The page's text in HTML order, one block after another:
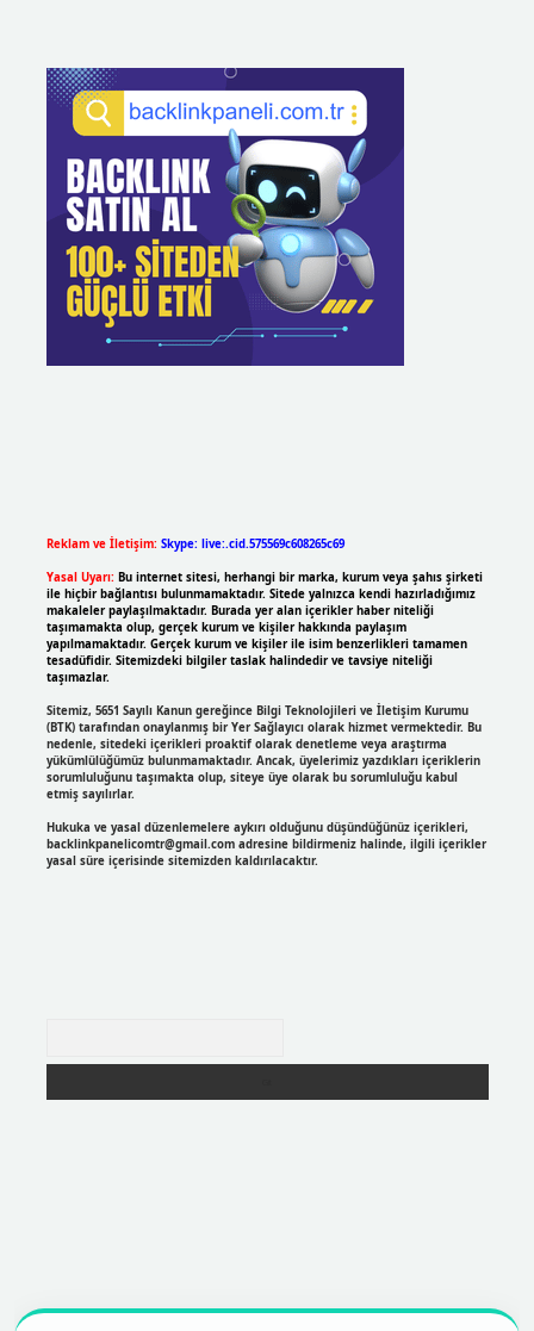
Reklam ve İletişim: Skype: live:.cid.575569c608265c69
Yasal Uyarı: Bu internet sitesi, herhangi bir marka, kurum veya şahıs şirketi
ile hiçbir bağlantısı bulunmamaktadır. Sitede yalnızca kendi hazırladığımız
makaleler paylaşılmaktadır. Burada yer alan içerikler haber niteliği
taşımamakta olup, gerçek kurum ve kişiler hakkında paylaşım
yapılmamaktadır. Gerçek kurum ve kişiler ile isim benzerlikleri tamamen
tesadüfidir. Sitemizdeki bilgiler taslak halindedir ve tavsiye niteliği
taşımazlar.
Sitemiz, 5651 Sayılı Kanun gereğince Bilgi Teknolojileri ve İletişim Kurumu
(BTK) tarafından onaylanmış bir Yer Sağlayıcı olarak hizmet vermektedir. Bu
nedenle, sitedeki içerikleri proaktif olarak denetleme veya araştırma
yükümlülüğümüz bulunmamaktadır. Ancak, üyelerimiz yazdıkları içeriklerin
sorumluluğunu taşımakta olup, siteye üye olarak bu sorumluluğu kabul
etmiş sayılırlar.
Hukuka ve yasal düzenlemelere aykırı olduğunu düşündüğünüz içerikleri,
backlinkpanelicomtr@gmail.comadresine bildirmeniz halinde, ilgili içerikler
yasal süre içerisinde sitemizden kaldırılacaktır.